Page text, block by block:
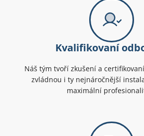
Kvalifikovaní
Náš tým tvoří zkušení a
zvládnou i ty nejnáročnější
maximální